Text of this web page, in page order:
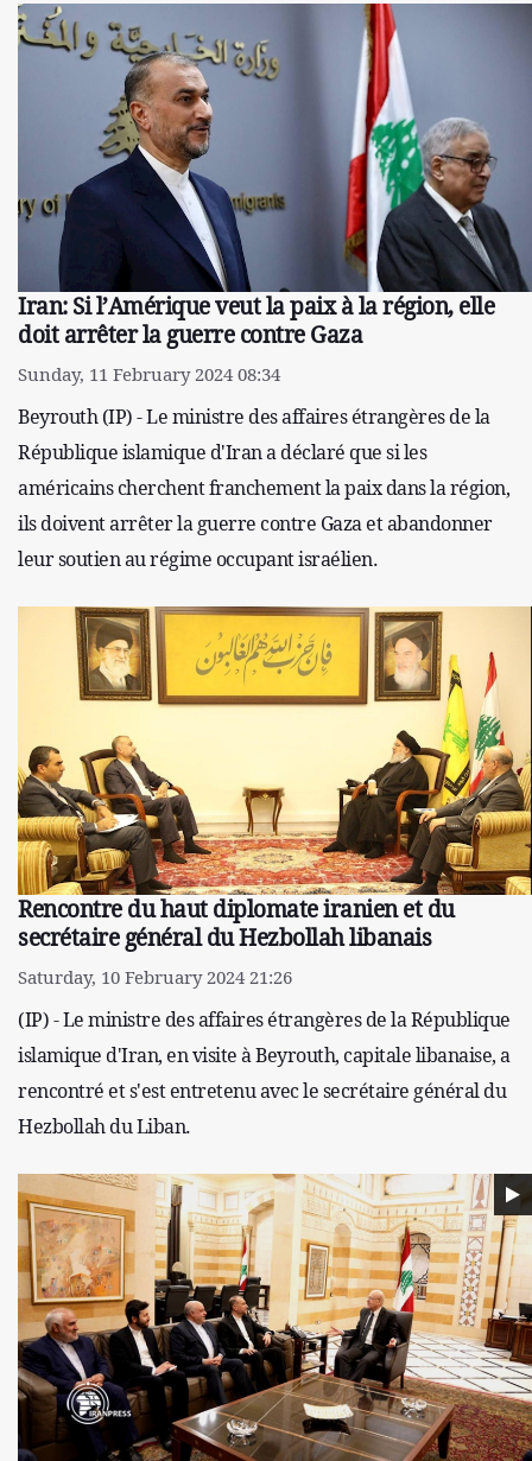
Iran: Si l’Amérique veut la paix à la région, elle
doit arrêter la guerre contre Gaza
Sunday, 11 February 2024 08:34
Beyrouth (IP) - Le ministre des affaires étrangères de la
République islamique d'Iran a déclaré que si les
américains cherchent franchement la paix dans la région,
ils doivent arrêter la guerre contre Gaza et abandonner
leur soutien au régime occupant israélien.
Rencontre du haut diplomate iranien et du
secrétaire général du Hezbollah libanais
Saturday, 10 February 2024 21:26
(IP) - Le ministre des affaires étrangères de la République
islamique d'Iran, en visite à Beyrouth, capitale libanaise, a
rencontré et s'est entretenu avec le secrétaire général du
Hezbollah du Liban.